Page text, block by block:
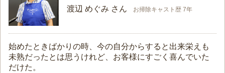
渡辺 めぐみ さん お掃除キャスト歴 7年
始めたときばかりの時、今の自分からすると出来栄えも
未熟だったとは思うけれど、お客様にすごく喜んでいた
だけた。